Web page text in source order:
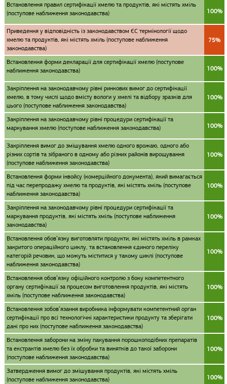
Встановлення правил сертифікації хмелю та продуктів, які містять хміль
(поступове наближення законодавства)
100%
Приведення у відповідність із законодавством ЄС термінології щодо
хмелю та продуктів, які містять хміль (поступове наближення
законодавства)
75%
Встановлення форми декларації для сертифікації хмелю (поступове
наближення законодавства)
100%
Закріплення на законодавчому рівні ринкових вимог до сертифікації
хмелю, в тому числі щодо вмісту вологи у хмелі та відбору зразків для
цього (поступове наближення законодавства)
100%
Закріплення на законодавчому рівні процедури сертифікації та
маркування хмелю (поступове наближення законодавства)
100%
Закріплення вимог до змішування хмелю одного врожаю, одного або
різних сортів та зібраного в одному або різних районів вирощування
(поступове наближення законодавства)
100%
Встановлення форми інвойсу (комерційного документа), який вимагається
під час перепродажу хмелю та продуктів, які містять хміль (поступове
наближення законодавства)
100%
Закріплення на законодавчому рівні процедури сертифікації та
маркування продуктів, які містять хміль (поступове наближення
законодавства)
100%
Встановлення обов’язку виготовляти продукти, які містять хміль в рамках
закритого операційного циклу, та встановлення єдиного переліку
категорій речовин, що можуть міститися у такому циклі (поступове
наближення законодавства)
100%
Встановлення обов’язку офіційного контролю з боку компетентного
органу сертифікації за процесом виготовлення продуктів, які містять
хміль (поступове наближення законодавства)
100%
Встановлення зобов’язання виробника інформувати компетентний орган
сертифікації про всі технологічні характеристики продукту та зберігати
дані про них (поступове наближення законодавства)
100%
Встановлення заборони на зміну пакування порошкоподібних препаратів
та екстрактів хмелю без їх обробки та винятків до такої заборони
(поступове наближення законодавства)
100%
Затвердження вимог до змішування продуктів, які містять хміль
(поступове наближення законодавства)
100%